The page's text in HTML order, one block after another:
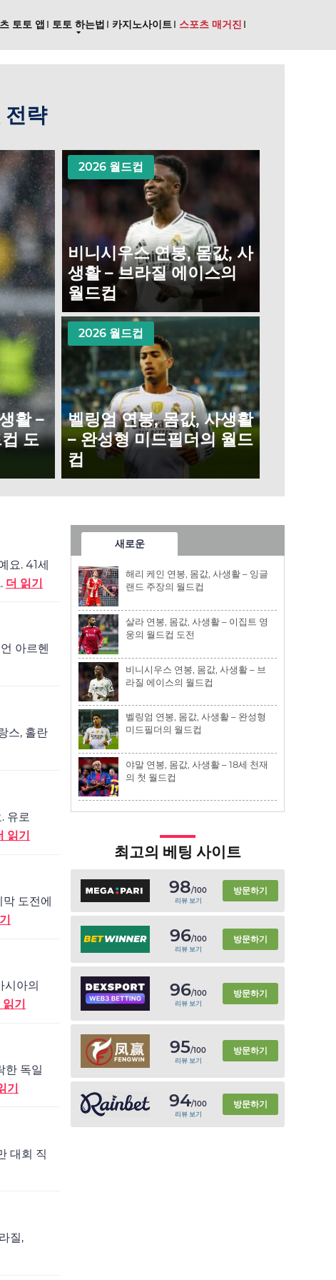
토토 앱 토토 하는법 카지노사이트 스포츠 매거진
전략
활 –
도
2026 월드컵
비니시우스 연봉, 몸값, 사
생활 – 브라질 에이스의
월드컵
2026 월드컵
벨링엄 연봉, 몸값, 사생활
– 완성형 미드필더의 월드
컵
요. 41세
더 읽기
아르헨
스, 홀란
유로
읽기
도전에
시아의
읽기
한 독일
기
대회 직
질,
새로운
해리 케인 연봉, 몸값, 사생활 – 잉글
랜드 주장의 월드컵
살라 연봉, 몸값, 사생활 – 이집트 영
웅의 월드컵 도전
비니시우스 연봉, 몸값, 사생활 – 브
라질 에이스의 월드컵
벨링엄 연봉, 몸값, 사생활 – 완성형
미드필더의 월드컵
야말 연봉, 몸값, 사생활 – 18세 천재
의 첫 월드컵
최고의 베팅 사이트
98/100
리뷰 보기
방문하기
96/100
리뷰 보기
방문하기
96/100
리뷰 보기
방문하기
95/100
리뷰 보기
방문하기
94/100
리뷰 보기
방문하기